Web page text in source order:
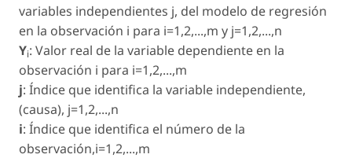
variables independientes j, del modelo de regresión
en la observación i para i=1,2,...,m y j=1,2,...,n
Yi: Valor real de la variable dependiente en la
observación i para i=1,2,...,m
j: Índice que identifica la variable independiente,
(causa), j=1,2,...,n
i: Índice que identifica el número de la
observación,i=1,2,...,m